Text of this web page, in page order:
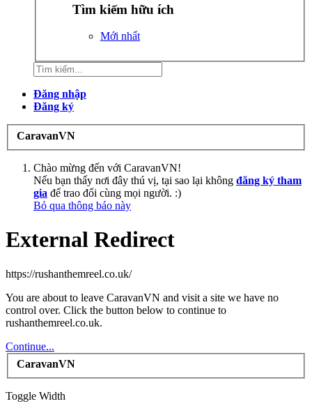
Tìm kiếm hữu ích
Mới nhất
Đăng nhập
Đăng ký
CaravanVN
Chào mừng đến với CaravanVN!
Nếu bạn thấy nơi đây thú vị, tại sao lại không đăng ký tham
gia để trao đổi cùng mọi người. :)
Bỏ qua thông báo này
External Redirect
https://rushanthemreel.co.uk/
You are about to leave CaravanVN and visit a site we have no
control over. Click the button below to continue to
rushanthemreel.co.uk.
Continue...
CaravanVN
Toggle Width